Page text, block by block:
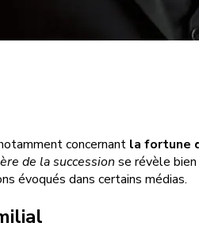
concernant la fortune
de la succession se révèle
évoqués dans certains médias.